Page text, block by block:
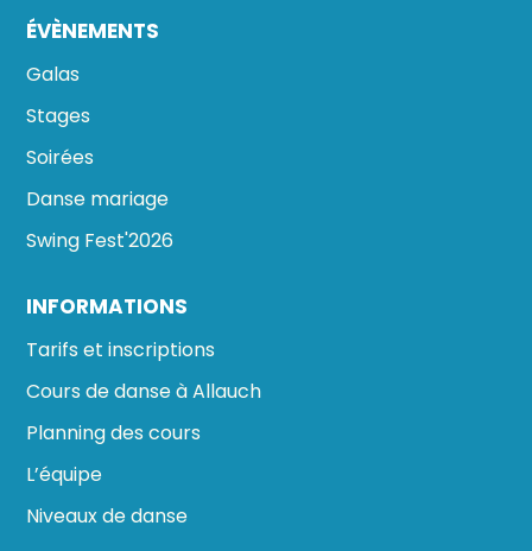
ÉVÈNEMENTS
Galas
Stages
Soirées
Danse mariage
Swing Fest'2026
INFORMATIONS
Tarifs et inscriptions
Cours de danse à Allauch
Planning des cours
L’équipe
Niveaux de danse